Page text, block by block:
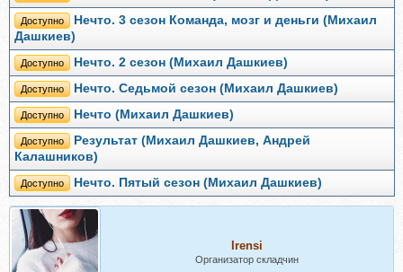
Доступно
Нечто. 3 сезон Команда, мозг и деньги (Михаил
Дашкиев)
Доступно Нечто. 2 сезон (Михаил Дашкиев)
Доступно Нечто. Седьмой сезон (Михаил Дашкиев)
Доступно Нечто (Михаил Дашкиев)
Доступно
Результат (Михаил Дашкиев, Андрей
Калашников)
Доступно Нечто. Пятый сезон (Михаил Дашкиев)
Irensi
Организатор складчин